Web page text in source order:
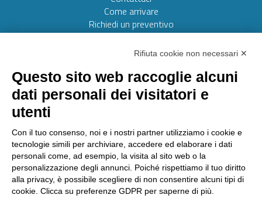
Come arrivare
Richiedi un preventivo
Web realizzato da:Otto srl
AMMINISTRAZIONE TRASPARENTE
Segnalazioni
Laboratorio Chimico Camera di commercio Torino
Via Ventimiglia, 165 - 10127 Torino
Tel011 6700111Fax011 6700100
Rifiuta cookie non necessari ✕
Questo sito web raccoglie alcuni
dati personali dei visitatori e
utenti
Con il tuo consenso, noi e i nostri partner utilizziamo i cookie e
tecnologie simili per archiviare, accedere ed elaborare i dati
personali come, ad esempio, la visita al sito web o la
personalizzazione degli annunci. Poiché rispettiamo il tuo diritto
alla privacy, è possibile scegliere di non consentire alcuni tipi di
cookie. Clicca su preferenze GDPR per saperne di più.